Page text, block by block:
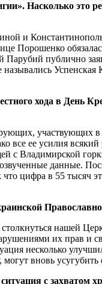
Насколько это
и
Порошенко
публично
хода в День
участвующих
все ее усилия
с Владимирской
данные.
цифра в 55 тысяч
нашей
их прав и
несколько
вновь усугубить
с